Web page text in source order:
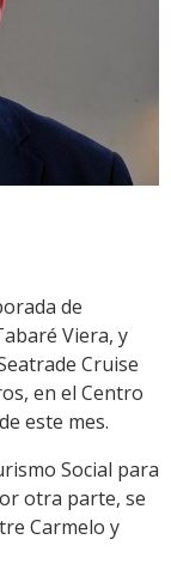
de
Viera, y
Cruise
en el Centro
este mes.
Social para
otra parte, se
Carmelo y